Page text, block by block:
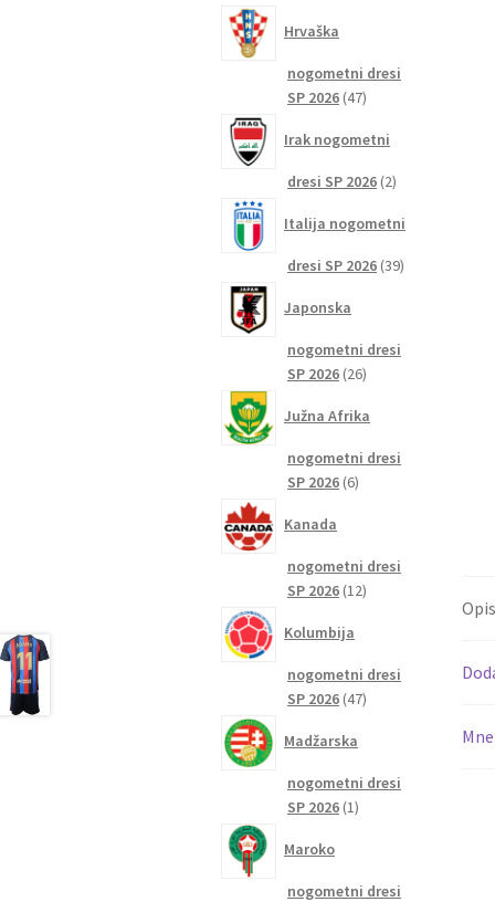
Opis
Hrvaška
nogometni dresi
SP 2026 4747
Irak nogometni
dresi SP 2026 22
Italija nogometni
dresi SP 2026 3939
Japonska
nogometni dresi
SP 2026 2626
Južna Afrika
nogometni dresi
SP 2026 66
Kanada
nogometni dresi
SP 2026 1212
Kolumbija
nogometni dresi
SP 2026 4747
Madžarska
nogometni dresi
SP 2026 11
Maroko
nogometni dresi